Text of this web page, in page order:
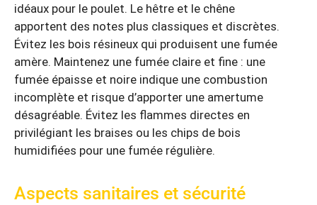
idéaux pour le poulet. Le hêtre et le chêne
apportent des notes plus classiques et discrètes.
Évitez les bois résineux qui produisent une fumée
amère. Maintenez une fumée claire et fine : une
fumée épaisse et noire indique une combustion
incomplète et risque d’apporter une amertume
désagréable. Évitez les flammes directes en
privilégiant les braises ou les chips de bois
humidifiées pour une fumée régulière.
Aspects sanitaires et sécurité